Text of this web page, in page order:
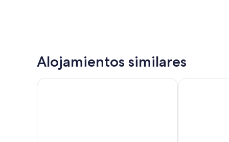
Alojamientos similares
Hotel Miranda & Suizo Hospedería